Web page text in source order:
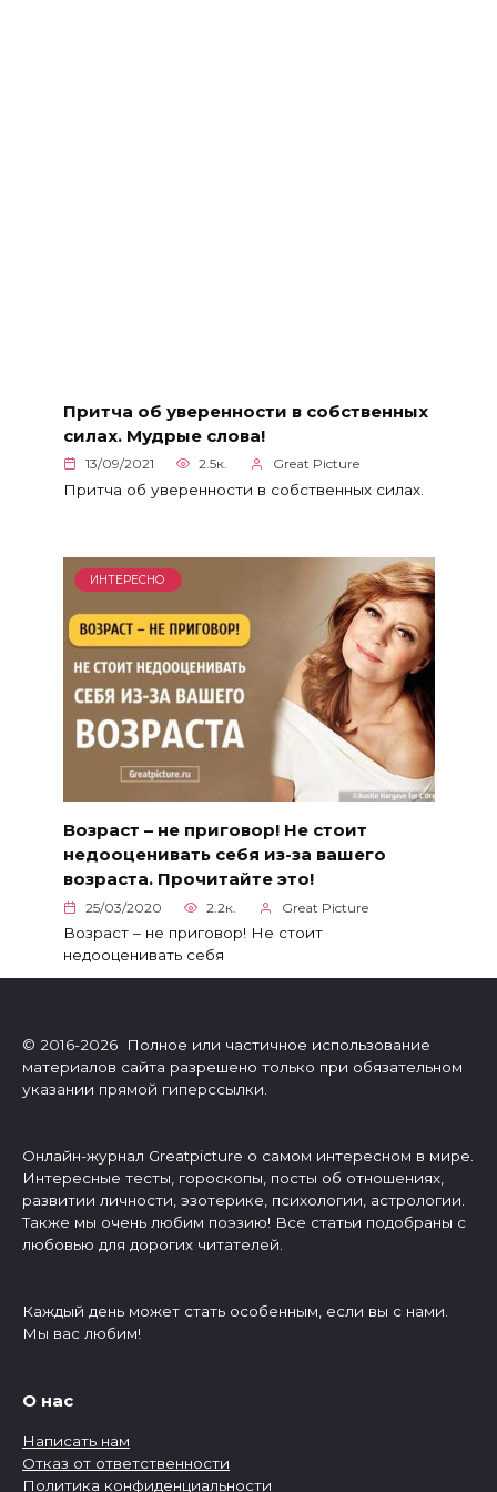
Притча об уверенности в собственных
силах. Мудрые слова!
13/09/2021 2.5к. Great Picture
Притча об уверенности в собственных силах.
ИНТЕРЕСНО
Возраст – не приговор! Не стоит
недооценивать себя из-за вашего
возраста. Прочитайте это!
25/03/2020 2.2к. Great Picture
Возраст – не приговор! Не стоит
недооценивать себя
© 2016-2026 Полное или частичное использование
материалов сайта разрешено только при обязательном
указании прямой гиперссылки.
Онлайн-журнал Greatpicture о самом интересном в мире.
Интересные тесты, гороскопы, посты об отношениях,
развитии личности, эзотерике, психологии, астрологии.
Также мы очень любим поэзию! Все статьи подобраны с
любовью для дорогих читателей.
Каждый день может стать особенным, если вы с нами.
Мы вас любим!
О нас
Написать нам
Отказ от ответственности
Политика конфиденциальности